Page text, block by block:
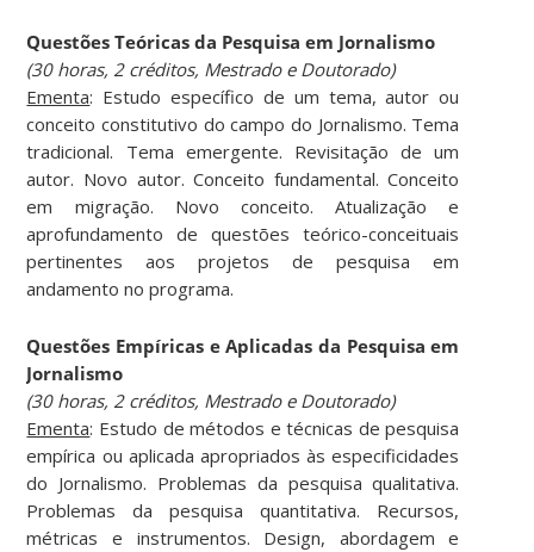
Questões Teóricas da Pesquisa em Jornalismo
(30 horas, 2 créditos, Mestrado e Doutorado)
Ementa: Estudo específico de um tema, autor ou
conceito constitutivo do campo do Jornalismo. Tema
tradicional. Tema emergente. Revisitação de um
autor. Novo autor. Conceito fundamental. Conceito
em migração. Novo conceito. Atualização e
aprofundamento de questões teórico-conceituais
pertinentes aos projetos de pesquisa em
andamento no programa.
Questões Empíricas e Aplicadas da Pesquisa em
Jornalismo
(30 horas, 2 créditos, Mestrado e Doutorado)
Ementa: Estudo de métodos e técnicas de pesquisa
empírica ou aplicada apropriados às especificidades
do Jornalismo. Problemas da pesquisa qualitativa.
Problemas da pesquisa quantitativa. Recursos,
métricas e instrumentos. Design, abordagem e